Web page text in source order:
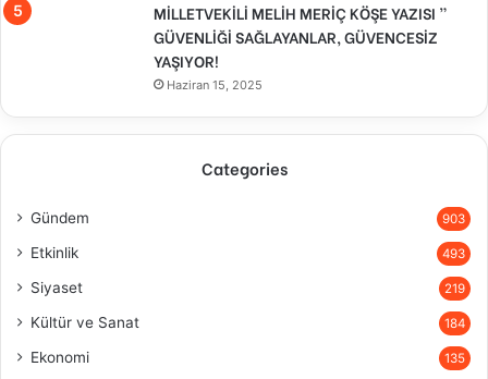
MİLLETVEKİLİ MELİH MERİÇ KÖŞE YAZISI ”
GÜVENLİĞİ SAĞLAYANLAR, GÜVENCESİZ
YAŞIYOR!
Haziran 15, 2025
Categories
Gündem 903
Etkinlik 493
Siyaset 219
Kültür ve Sanat 184
Ekonomi 135